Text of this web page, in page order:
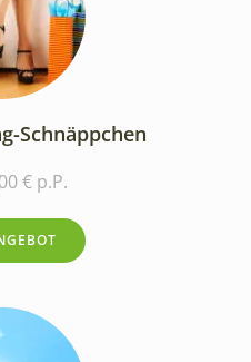
Schnäppchen
€ p.P.